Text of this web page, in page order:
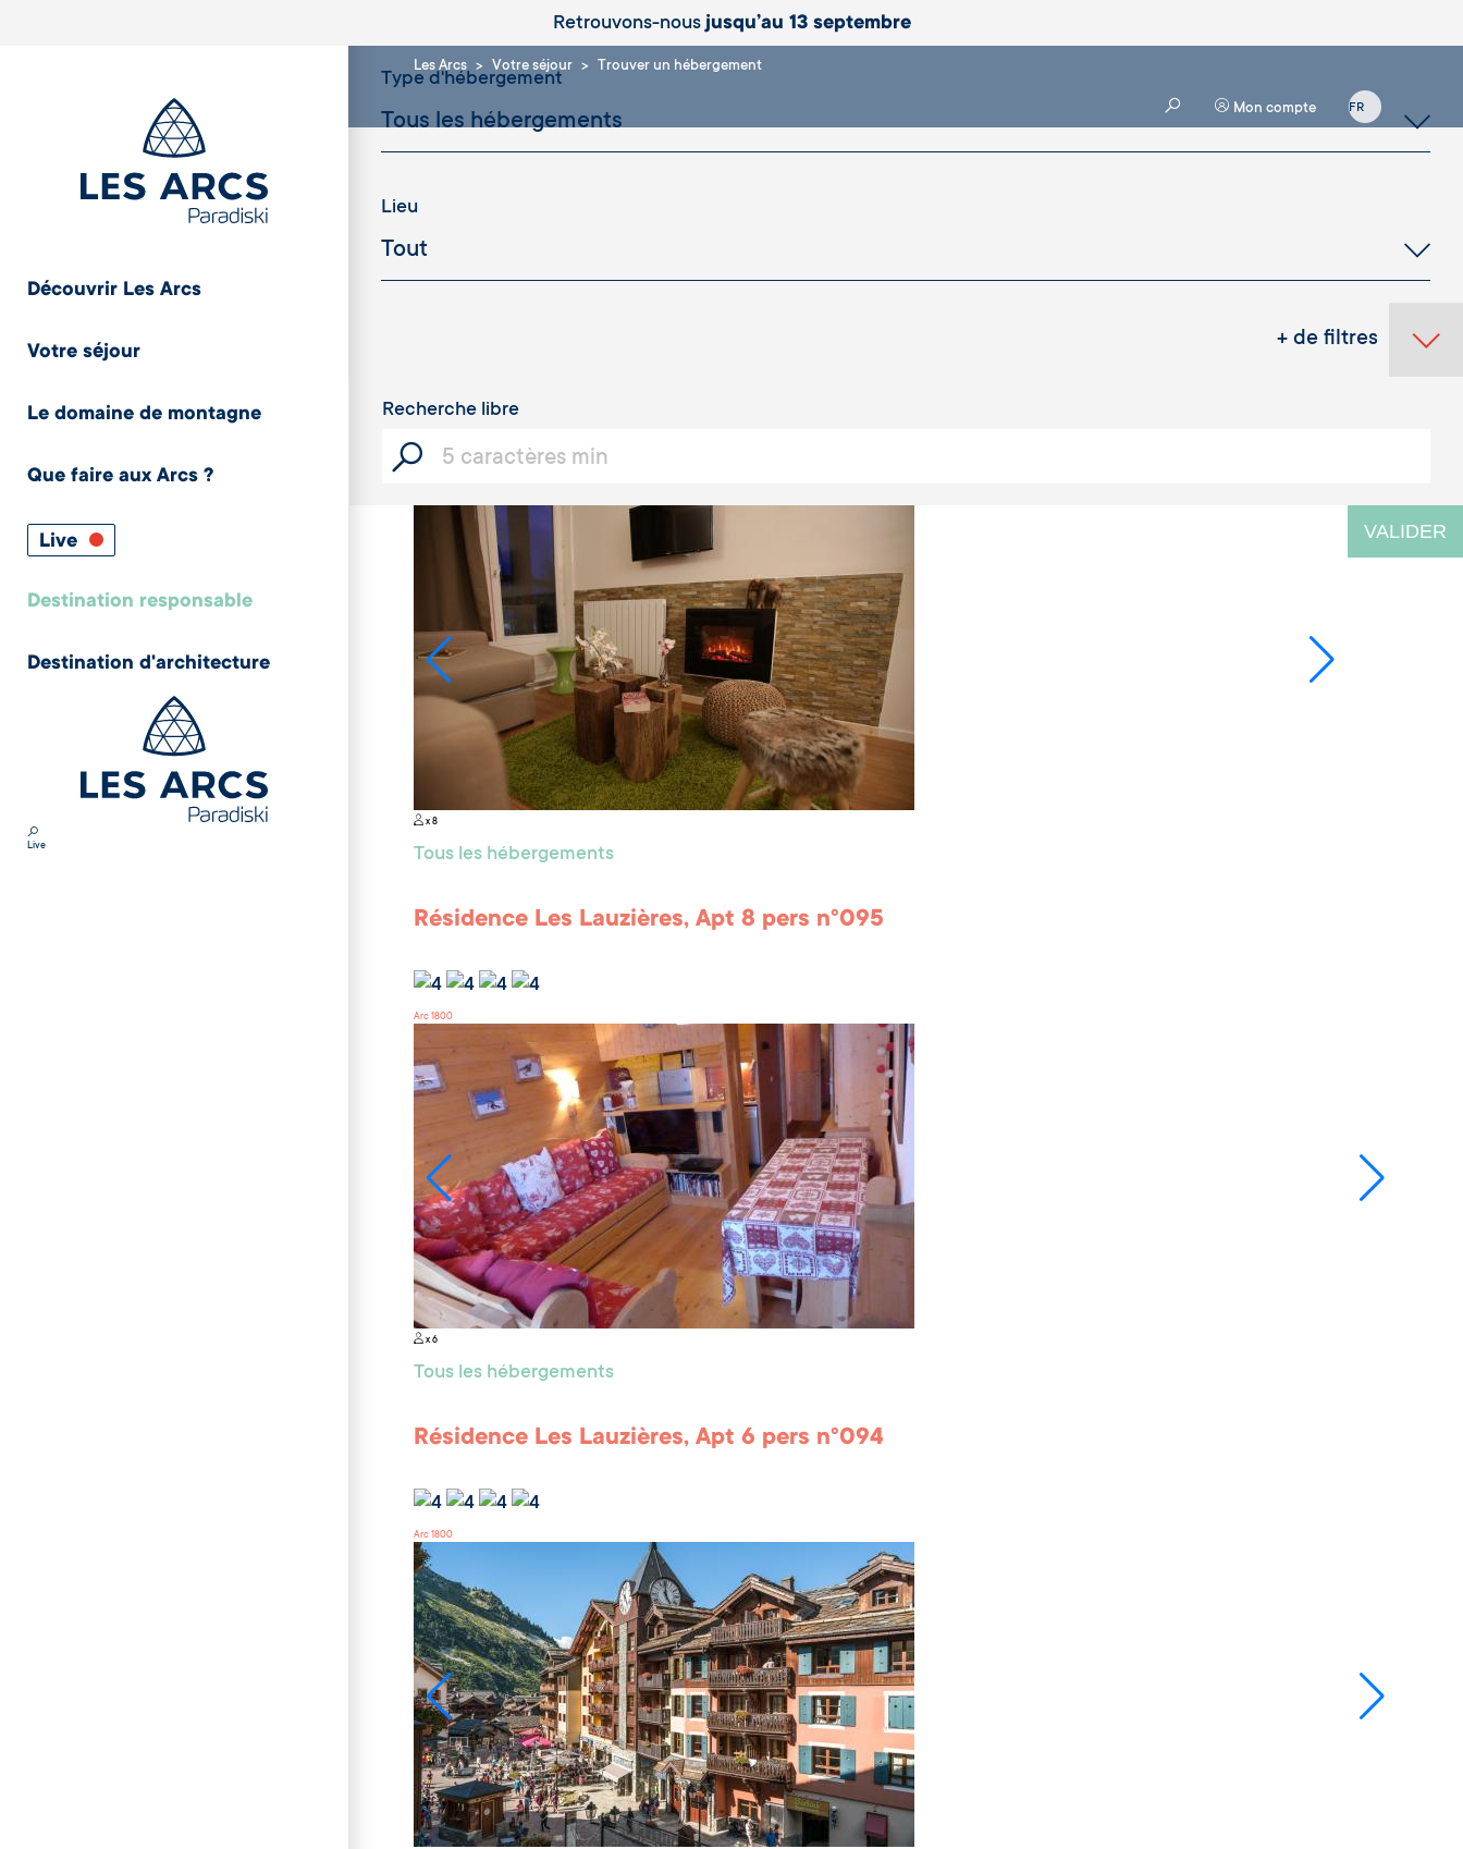
Retrouvons-nousjusqu’au 13 septembre
Découvrir Les Arcs
Votre séjour
Le domaine de montagne
Que faire aux Arcs ?
Live
Destination responsable
Destination d'architecture
Live
Les Arcs Votre séjour Trouver un hébergement
Mon compte
Type d'hébergement
Lieu
+ de filtres
Recherche libre
VALIDER
Capacité
x 8
Tous les hébergements
Résidence Les Lauzières, Apt 8 pers n°095
Arc 1800
x 6
Tous les hébergements
Résidence Les Lauzières, Apt 6 pers n°094
Arc 1800